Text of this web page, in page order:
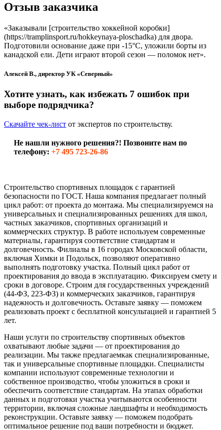
Отзыв заказчика
«Заказывали [строительство хоккейной коробки]
(https://tramplinsport.ru/hokkeynaya-ploschadka) для двора.
Подготовили основание даже при -15°С, уложили борты из
канадской ели. Дети играют второй сезон — поломок нет».
Алексей В., директор УК «Северный»
Хотите узнать, как избежать 7 ошибок при
выборе подрядчика?
Скачайте чек-лист от экспертов по строительству.
Не нашли нужного решения?! Позвоните нам по
телефону: +7 495 723-26-86
Строительство спортивных площадок с гарантией
безопасности по ГОСТ. Наша компания предлагает полный
цикл работ: от проекта до монтажа. Мы специализируемся на
универсальных и специализированных решениях для школ,
частных заказчиков, спортивных организаций и
коммерческих структур. В работе используем современные
материалы, гарантируя соответствие стандартам и
долговечность. Филиалы в 16 городах Московской области,
включая Химки и Подольск, позволяют оперативно
выполнять подготовку участка. Полный цикл работ от
проектирования до ввода в эксплуатацию. Фиксируем смету и
сроки в договоре. Строим для государственных учреждений
(44-ФЗ, 223-ФЗ) и коммерческих заказчиков, гарантируя
надежность и долговечность. Оставьте заявку — поможем
реализовать проект с бесплатной консультацией и гарантией 5
лет.
Наши услуги по строительству спортивных объектов
охватывают любые задачи — от проектирования до
реализации. Мы также предлагаемкак специализированные,
так и универсальные спортивные площадки. Специалисты
компании используют современные технологии и
собственное производство, чтобы уложиться в сроки и
обеспечить соответствие стандартам. На этапах обработки
данных и подготовки участка учитываются особенности
территории, включая сложные ландшафты и необходимость
реконструкции. Оставьте заявку — поможем подобрать
оптимальное решение под ваши потребности и бюджет.